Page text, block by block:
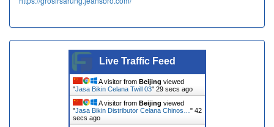
Live Traffic Feed
A visitor from Beijing viewed
"Jasa Bikin Celana Twill 03" 30 secs ago
A visitor from Beijing viewed
"Jasa Bikin Distributor Celana Chinos… " 43
secs ago